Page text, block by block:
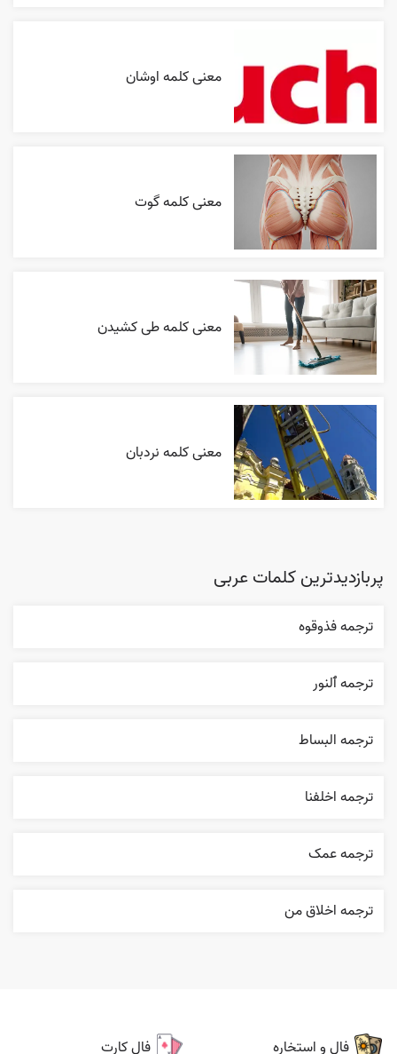
معنی کلمه اوشان
معنی کلمه گوت
معنی کلمه طی کشیدن
معنی کلمه نردبان
پربازدیدترین کلمات عربی
ترجمه فذوقوه
ترجمه ٱلنور
ترجمه البساط
ترجمه اخلفنا
ترجمه عمک
ترجمه اخلاق من
فال و استخاره فال کارت